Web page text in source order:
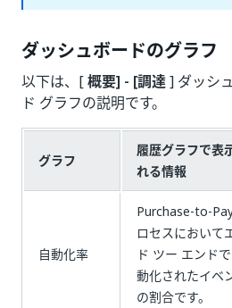
ダッシュボードのグラフ
以下は、[概要] - [調達] ダッシ
ド グラフの説明です。
グラフ
履歴グラフで表
れる情報
自動化率
Purchase-to-
ロセスにおいて
ド ツー エンド
動化されたイベ
の割合です。